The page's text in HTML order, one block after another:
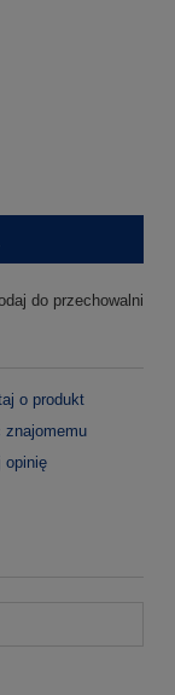
do przechowalni
o produkt
znajomemu
opinię